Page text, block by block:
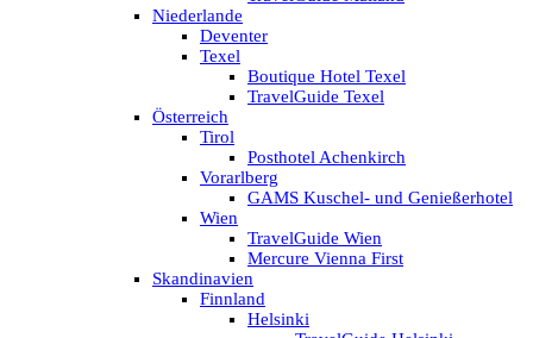
Niederlande
Deventer
Texel
Boutique Hotel Texel
TravelGuide Texel
Österreich
Tirol
Posthotel Achenkirch
Vorarlberg
GAMS Kuschel- und Genießerhotel
Wien
TravelGuide Wien
Mercure Vienna First
Skandinavien
Finnland
Helsinki